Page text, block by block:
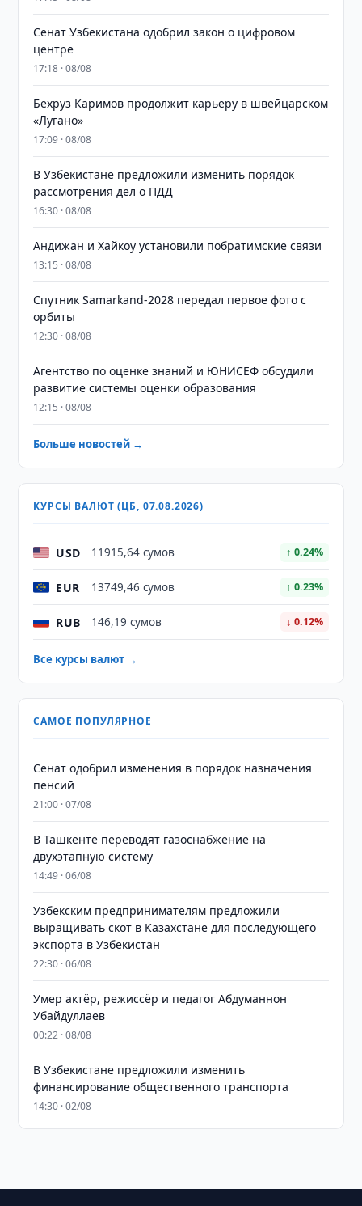
Сенат Узбекистана одобрил закон о цифровом
центре
17:18 · 08/08
Бехруз Каримов продолжит карьеру в швейцарском
«Лугано»
17:09 · 08/08
В Узбекистане предложили изменить порядок
рассмотрения дел о ПДД
16:30 · 08/08
Андижан и Хайкоу установили побратимские связи
13:15 · 08/08
Спутник Samarkand-2028 передал первое фото с
орбиты
12:30 · 08/08
Агентство по оценке знаний и ЮНИСЕФ обсудили
развитие системы оценки образования
12:15 · 08/08
Больше новостей →
КУРСЫ ВАЛЮТ (ЦБ, 07.08.2026)
USD 11915,64 сумов ↑ 0.24%
EUR 13749,46 сумов ↑ 0.23%
RUB 146,19 сумов ↓ 0.12%
Все курсы валют →
САМОЕ ПОПУЛЯРНОЕ
Сенат одобрил изменения в порядок назначения
пенсий
21:00 · 07/08
В Ташкенте переводят газоснабжение на
двухэтапную систему
14:49 · 06/08
Узбекским предпринимателям предложили
выращивать скот в Казахстане для последующего
экспорта в Узбекистан
22:30 · 06/08
Умер актёр, режиссёр и педагог Абдуманнон
Убайдуллаев
00:22 · 08/08
В Узбекистане предложили изменить
финансирование общественного транспорта
14:30 · 02/08